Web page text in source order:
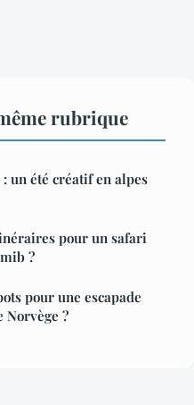
rubrique
un été créatif en alpes
pour un safari
?
pour une escapade
Norvège ?